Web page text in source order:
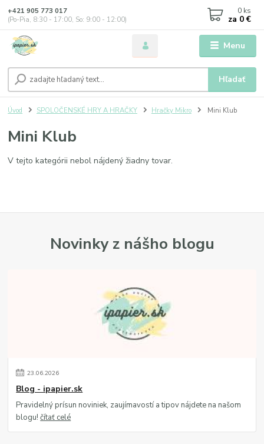
Menu
Hľadať
+421 905 773 017
(Po-Pia, 8:30 - 17:00, So: 9:00 - 12:00)
0 ks
za 0 €
Úvod SPOLOČENSKÉ HRY A HRAČKY Hračky Mikro Mini Klub
Mini Klub
V tejto kategórii nebol nájdený žiadny tovar.
Novinky z nášho blogu
23.06.2026
Blog - ipapier.sk
Pravidelný prísun noviniek, zaujímavostí a tipov nájdete na našom
blogu!čítať celé